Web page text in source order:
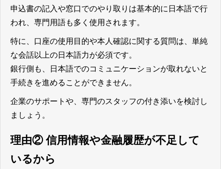
申込書の記入や窓口でのやり取りは基本的に日本語で行
われ、専門用語も多く使用されます。
特に、口座の使用目的や本人確認に関する質問は、単純
な会話以上の日本語力が必須です。
銀行側も、日本語でのコミュニケーションが取れないと
手続きを進めることができません。
企業のサポートや、専門のスタッフの付き添いを検討し
ましょう。
理由② 信用情報や金融履歴が不足して
いるから